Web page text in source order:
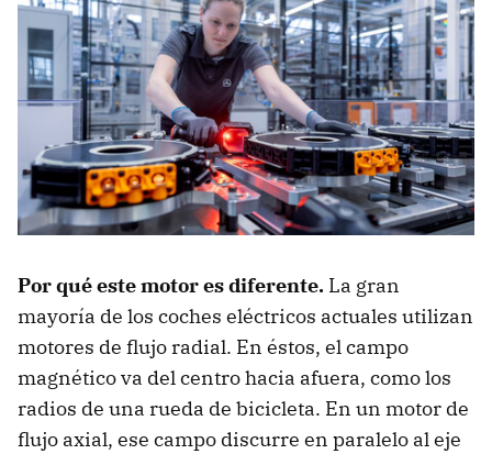
Por qué este motor es diferente. La gran
mayoría de los coches eléctricos actuales utilizan
motores de flujo radial. En éstos, el campo
magnético va del centro hacia afuera, como los
radios de una rueda de bicicleta. En un motor de
flujo axial, ese campo discurre en paralelo al eje